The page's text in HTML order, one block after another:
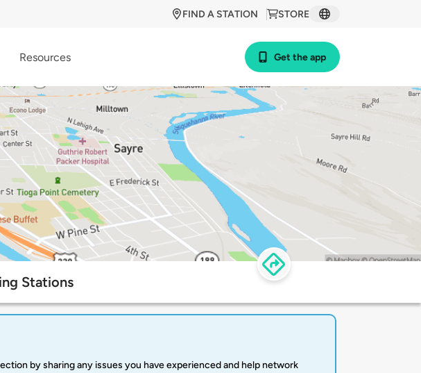
STORE
FIND A STATION
Resources Get the app
Stations
by sharing any issues you have experienced and help network